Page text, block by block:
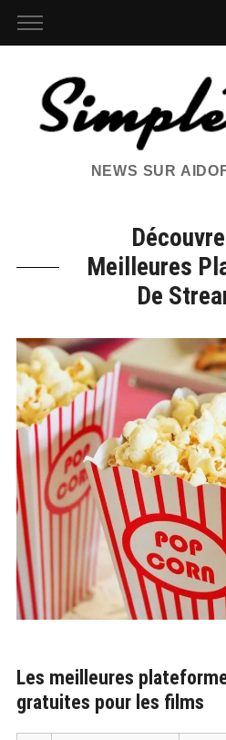
NEWS SUR
Meilleures
De
Les meilleures
gratuites pour les films